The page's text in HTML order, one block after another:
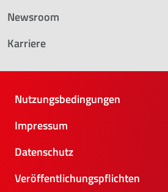
Newsroom
Karriere
Nutzungsbedingungen
Impressum
Datenschutz
Veröffentlichungspflichten